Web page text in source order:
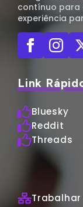
contínuo para
experiência
Link
Bluesky
Reddit
Threads